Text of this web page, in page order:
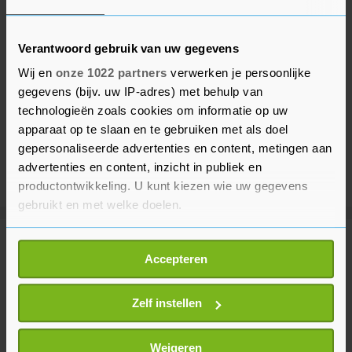
Verantwoord gebruik van uw gegevens
Wij en onze 1022 partners verwerken je persoonlijke
gegevens (bijv. uw IP-adres) met behulp van
technologieën zoals cookies om informatie op uw
apparaat op te slaan en te gebruiken met als doel
gepersonaliseerde advertenties en content, metingen aan
advertenties en content, inzicht in publiek en
productontwikkeling. U kunt kiezen wie uw gegevens
gebruikt en met welke doelen.
Als u het toestaat, willen we ook graag:
Informatie verzamelen over uw geografische
locatie, die tot een paar meter nauwkeurig kan zijn
Uw apparaat identificeren door het actief te
scannen op specifieke eigenschappen (fingerprinting)
Lees meer over hoe uw persoonlijke gegevens worden
Accepteren
Zelf instellen
Weigeren
Spoedhulp bij medische
noodsituatie in Colijnsplaat